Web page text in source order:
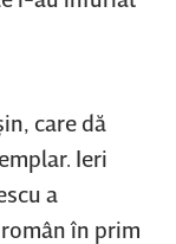
care dă
Ieri
a
în prim